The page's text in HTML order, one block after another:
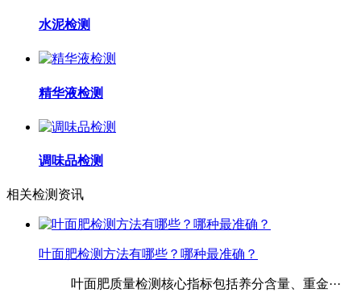
水泥检测
精华液检测
调味品检测
相关检测资讯
‌‌叶面肥检测方法有哪些？哪种最准确？
叶面肥质量检测核心指标包括养分含量、重金···